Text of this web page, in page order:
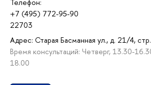
Телефон:
+7 (495) 772-95-90
22703
Адрес: Старая Басманная ул., д. 21/4,
Время консультаций: Четверг, 13.30-
18.00